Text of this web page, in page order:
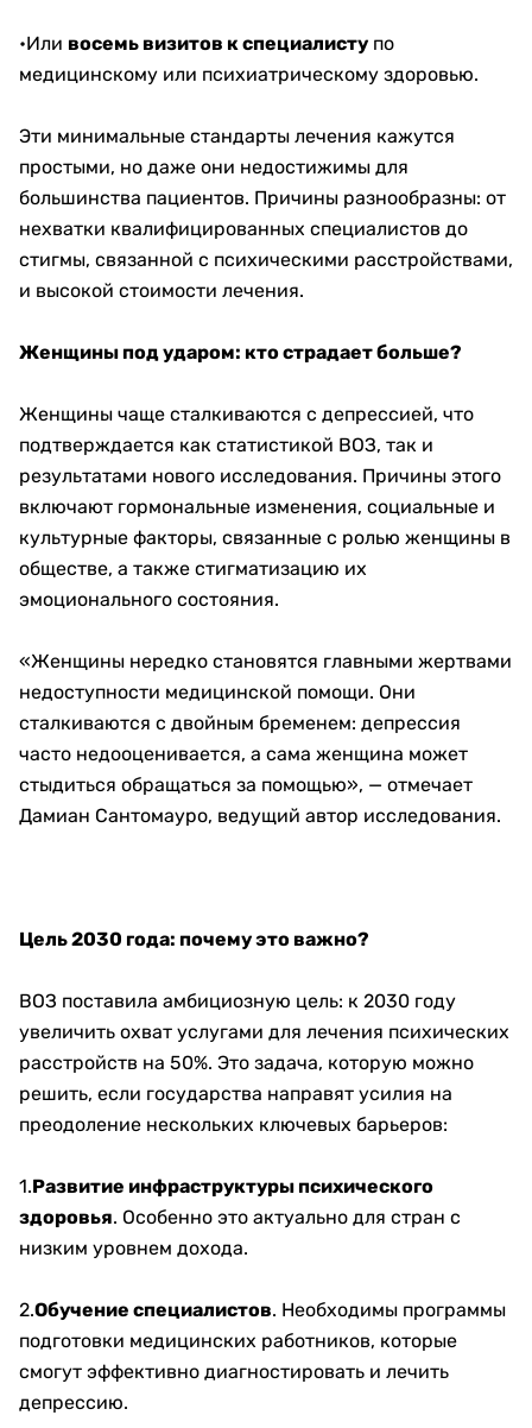
•Или восемь визитов к специалисту по
медицинскому или психиатрическому здоровью.
Эти минимальные стандарты лечения кажутся
простыми, но даже они недостижимы для
большинства пациентов. Причины разнообразны: от
нехватки квалифицированных специалистов до
стигмы, связанной с психическими расстройствами,
и высокой стоимости лечения.
Женщины под ударом: кто страдает больше?
Женщины чаще сталкиваются с депрессией, что
подтверждается как статистикой ВОЗ, так и
результатами нового исследования. Причины этого
включают гормональные изменения, социальные и
культурные факторы, связанные с ролью женщины в
обществе, а также стигматизацию их
эмоционального состояния.
«Женщины нередко становятся главными жертвами
недоступности медицинской помощи. Они
сталкиваются с двойным бременем: депрессия
часто недооценивается, а сама женщина может
стыдиться обращаться за помощью», — отмечает
Дамиан Сантомауро, ведущий автор исследования.
Цель 2030 года: почему это важно?
ВОЗ поставила амбициозную цель: к 2030 году
увеличить охват услугами для лечения психических
расстройств на 50%. Это задача, которую можно
решить, если государства направят усилия на
преодоление нескольких ключевых барьеров:
1.Развитие инфраструктуры психического
здоровья. Особенно это актуально для стран с
низким уровнем дохода.
2.Обучение специалистов. Необходимы программы
подготовки медицинских работников, которые
смогут эффективно диагностировать и лечить
депрессию.